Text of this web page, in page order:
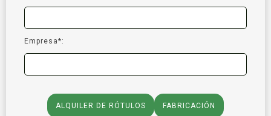
Empresa*:
ALQUILER DE RÓTULOS FABRICACIÓN